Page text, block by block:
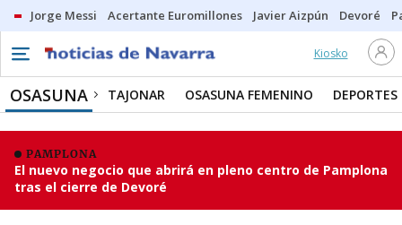
Jorge Messi Acertante Euromillones Javier Aizpún Devoré
Kiosko
OSASUNA TAJONAR OSASUNA FEMENINO DEPORTES
PAMPLONA
El nuevo negocio que abrirá en pleno centro de Pamplona
tras el cierre de Devoré